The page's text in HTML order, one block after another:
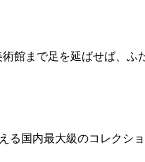
館まで足を延ばせば、ふ
る国内最大級のコレクシ